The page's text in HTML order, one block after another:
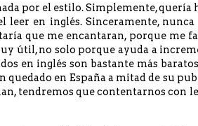
por el estilo. Simplemente, quería
leer en inglés. Sinceramente,
que me encantaran, porque me
útil, no solo porque ayuda a
en inglés son bastante más
quedado en España a mitad de su
tendremos que contentarnos con